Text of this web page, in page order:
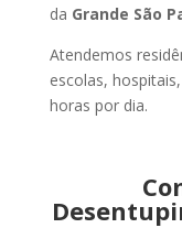
da Grande São
Atendemos
escolas,
horas por dia.